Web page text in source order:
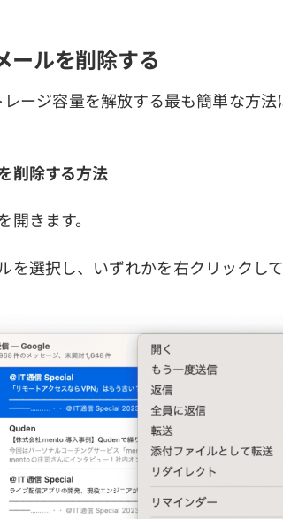
ールを削除する
ージ容量を解放する最も簡単な方
削除する方法
きます。
を選択し、いずれかを右クリックし